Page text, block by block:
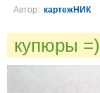
Автор: картежНИК
купюры =)